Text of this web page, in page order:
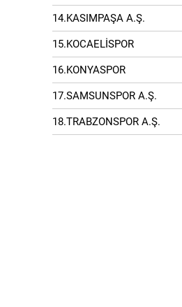
14.KASIMPAŞA A.Ş.
15.KOCAELİSPOR
16.KONYASPOR
17.SAMSUNSPOR A.Ş.
18.TRABZONSPOR A.Ş.